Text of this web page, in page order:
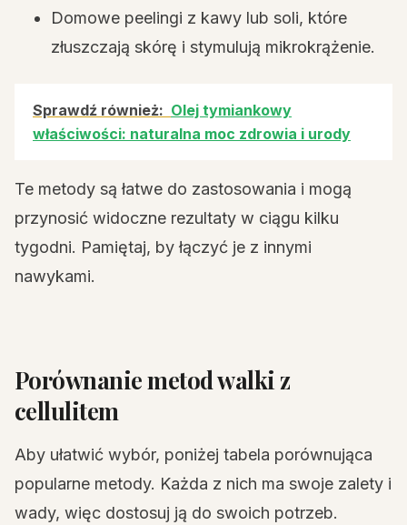
Domowe peelingi z kawy lub soli, które
złuszczają skórę i stymulują mikrokrążenie.
Sprawdź również: Olej tymiankowy
właściwości: naturalna moc zdrowia i urody
Te metody są łatwe do zastosowania i mogą
przynosić widoczne rezultaty w ciągu kilku
tygodni. Pamiętaj, by łączyć je z innymi
nawykami.
Porównanie metod walki z
cellulitem
Aby ułatwić wybór, poniżej tabela porównująca
popularne metody. Każda z nich ma swoje zalety i
wady, więc dostosuj ją do swoich potrzeb.